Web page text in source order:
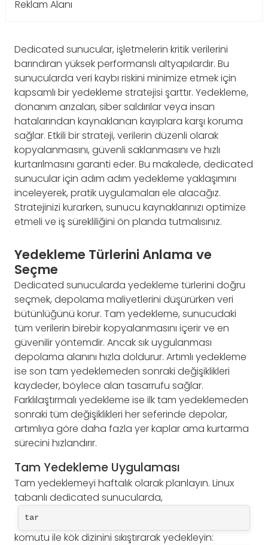
Reklam Alanı
Dedicated sunucular, işletmelerin kritik verilerini
barındıran yüksek performanslı altyapılardır. Bu
sunucularda veri kaybı riskini minimize etmek için
kapsamlı bir yedekleme stratejisi şarttır. Yedekleme,
donanım arızaları, siber saldırılar veya insan
hatalarından kaynaklanan kayıplara karşı koruma
sağlar. Etkili bir strateji, verilerin düzenli olarak
kopyalanmasını, güvenli saklanmasını ve hızlı
kurtarılmasını garanti eder. Bu makalede, dedicated
sunucular için adım adım yedekleme yaklaşımını
inceleyerek, pratik uygulamaları ele alacağız.
Stratejinizi kurarken, sunucu kaynaklarınızı optimize
etmeli ve iş sürekliliğini ön planda tutmalısınız.
Yedekleme Türlerini Anlama ve
Seçme
Dedicated sunucularda yedekleme türlerini doğru
seçmek, depolama maliyetlerini düşürürken veri
bütünlüğünü korur. Tam yedekleme, sunucudaki
tüm verilerin birebir kopyalanmasını içerir ve en
güvenilir yöntemdir. Ancak sık uygulanması
depolama alanını hızla doldurur. Artımlı yedekleme
ise son tam yedeklemeden sonraki değişiklikleri
kaydeder, böylece alan tasarrufu sağlar.
Farklılaştırmalı yedekleme ise ilk tam yedeklemeden
sonraki tüm değişiklikleri her seferinde depolar,
artımlıya göre daha fazla yer kaplar ama kurtarma
sürecini hızlandırır.
Tam Yedekleme Uygulaması
Tam yedeklemeyi haftalık olarak planlayın. Linux
tabanlı dedicated sunucularda,
tar
komutu ile kök dizinini sıkıştırarak yedekleyin: